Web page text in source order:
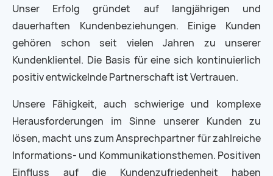
Unser Erfolg gründet auf langjährigen und
dauerhaften Kundenbeziehungen. Einige Kunden
gehören schon seit vielen Jahren zu unserer
Kundenklientel. Die Basis für eine sich kontinuierlich
positiv entwickelnde Partnerschaft ist Vertrauen.
Unsere Fähigkeit, auch schwierige und komplexe
Herausforderungen im Sinne unserer Kunden zu
lösen, macht uns zum Ansprechpartner für zahlreiche
Informations- und Kommunikationsthemen. Positiven
Einfluss auf die Kundenzufriedenheit haben